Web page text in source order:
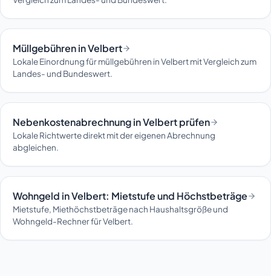
Müllgebühren in Velbert
Lokale Einordnung für müllgebühren in Velbert mit Vergleich zum
Landes- und Bundeswert.
Nebenkostenabrechnung in Velbert prüfen
Lokale Richtwerte direkt mit der eigenen Abrechnung
abgleichen.
Wohngeld in Velbert: Mietstufe und Höchstbeträge
Mietstufe, Miethöchstbeträge nach Haushaltsgröße und
Wohngeld-Rechner für Velbert.